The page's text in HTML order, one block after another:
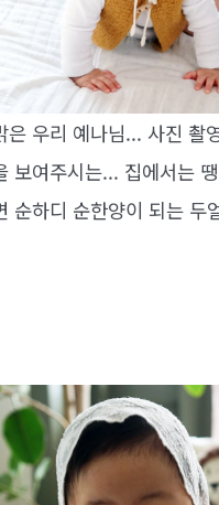
은 우리 예나님... 사진 촬
보여주시는... 집에서는
순하디 순한양이 되는 두